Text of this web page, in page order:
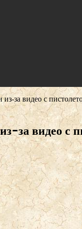
за видео с
за видео с